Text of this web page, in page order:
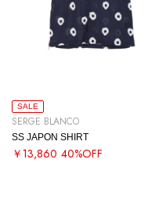
SALE
SERGE BLANCO
SS JAPON SHIRT
￥13,860 40%OFF